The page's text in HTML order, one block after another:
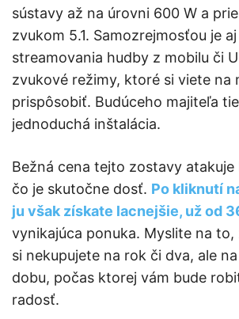
sústavy až na úrovni 600 W a
zvukom 5.1. Samozrejmosťou je
streamovania hudby z mobilu či
zvukové režimy, ktoré si viete na
prispôsobiť. Budúceho majiteľa
jednoduchá inštalácia.
Bežná cena tejto zostavy
čo je skutočne dosť. Po kliknutí
ju však získate lacnejšie, už od
vynikajúca ponuka. Myslite na
si nekupujete na rok či dva, ale
dobu, počas ktorej vám bude
radosť.